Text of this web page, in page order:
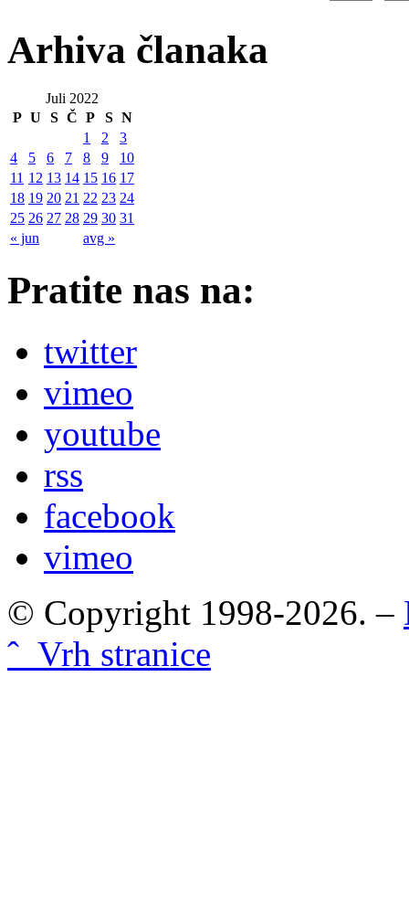
Arhiva članaka
Juli 2022
P U S Č P S N
« jun avg »
1 2
3
4
5 6 7 8 9
10
11 12 13 14 15 16 17
18 19 20 21 22 23 24
25 26 27 28 29 30 31
Pratite nas na:
twitter
vimeo
youtube
rss
facebook
vimeo
© Copyright 1998-2026. –
ˆ Vrh stranice